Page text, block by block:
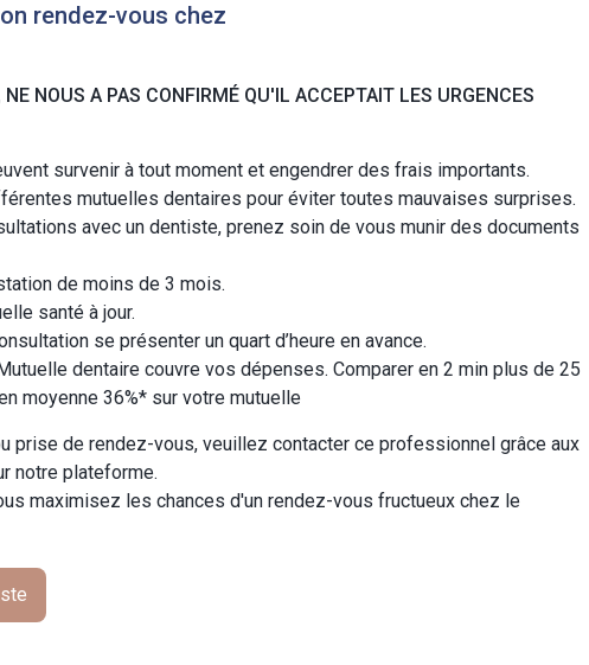
rendez-vous chez
NOUS A PAS CONFIRMÉ QU'IL ACCEPTAIT LES URGENCES
survenir à tout moment et engendrer des frais importants.
mutuelles dentaires pour éviter toutes mauvaises surprises.
avec un dentiste, prenez soin de vous munir des documents
de moins de 3 mois.
santé à jour.
se présenter un quart d’heure en avance.
dentairecouvre vos dépenses. Comparer en 2 min plus de 25
moyenne 36%* sur votre mutuelle
prise de rendez-vous, veuillez contacter ce professionnel grâce aux
notre plateforme.
maximisez les chances d'un rendez-vous fructueux chez le